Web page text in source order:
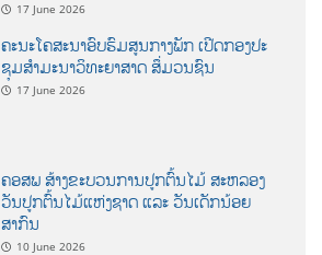
17 June 2026
ຄະນະໂຄສະນາອົບຮົມສູນກາງພັກ ເປີດກອງປະ
ຊຸມສຳມະນາວິທະຍາສາດ ສຶ່ມວນຊົນ
17 June 2026
ຄອສພ ສ້າງຂະບວນການປູກຕົ້ນໄມ້ ສະຫລອງ
ວັນປູກຕົ້ນໄມ້ແຫ່ງຊາດ ແລະ ວັນເດັກນ້ອຍ
ສາກົນ
10 June 2026